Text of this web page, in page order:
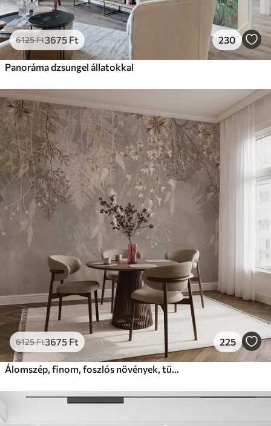
6125Ft3675 Ft 230
Panoráma dzsungel állatokkal
6125Ft3675 Ft 225